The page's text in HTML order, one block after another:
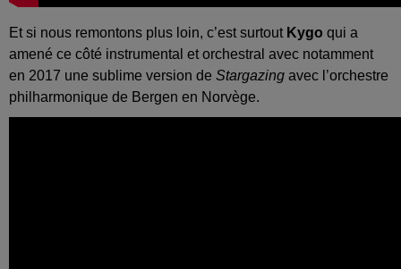
Et si nous remontons plus loin, c’est surtout Kygo qui a
amené ce côté instrumental et orchestral avec notamment
en 2017 une sublime version de Stargazing avec l’orchestre
philharmonique de Bergen en Norvège.